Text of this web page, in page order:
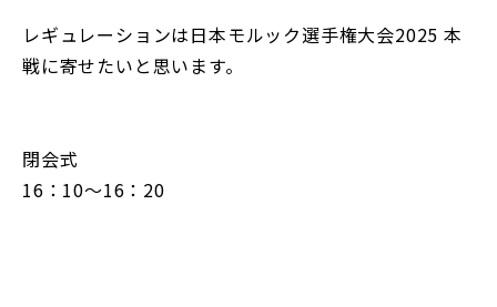
レギュレーションは日本モルック選手権大会2025 本
戦に寄せたいと思います。
閉会式
16：10～16：20